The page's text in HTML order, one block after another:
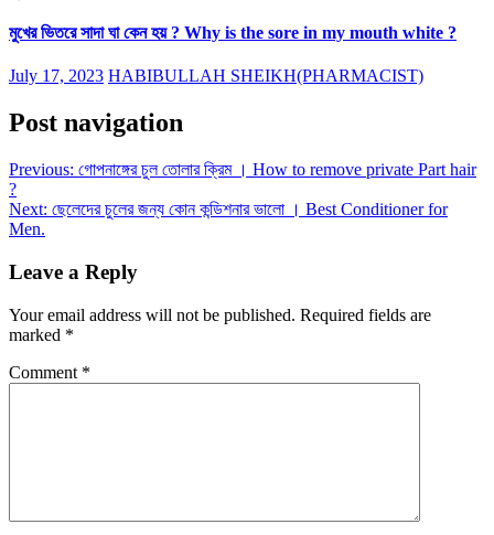
মুখের ভিতরে সাদা ঘা কেন হয় ? Why is the sore in my mouth white ?
July 17, 2023 HABIBULLAH SHEIKH(PHARMACIST)
Post navigation
Previous: গোপনাঙ্গের চুল তোলার ক্রিম । How to remove private Part hair
?
Next: ছেলেদের চুলের জন্য কোন কন্ডিশনার ভালো । Best Conditioner for
Men.
Leave a Reply
Your email address will not be published. Required fields are
marked *
Comment *